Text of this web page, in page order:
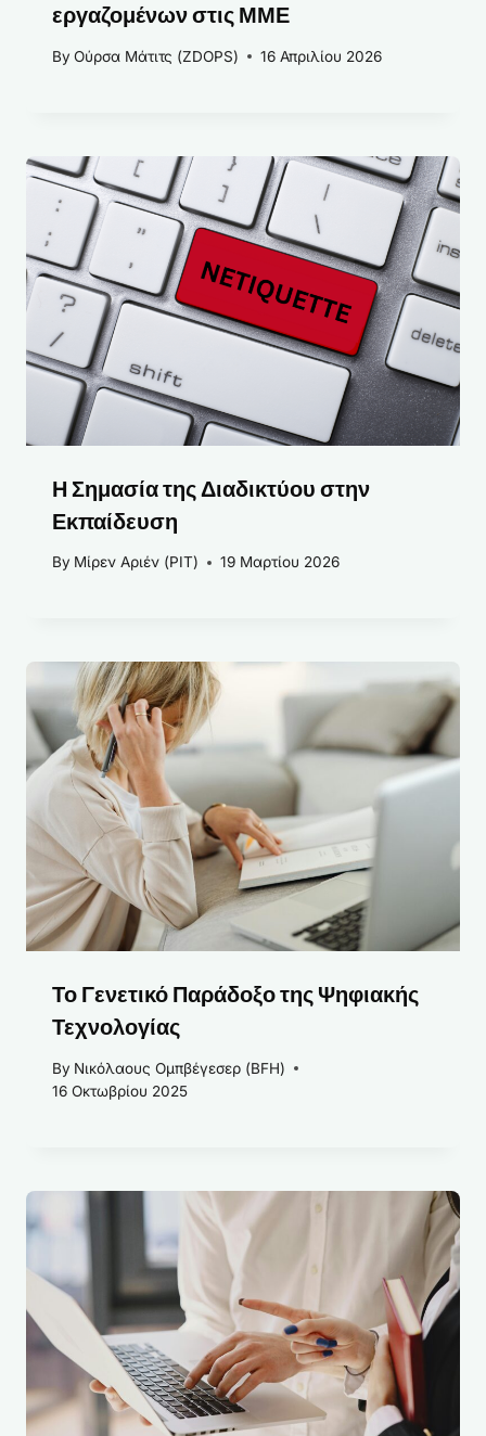
εργαζομένων στις ΜΜΕ
By Ούρσα Μάτιτς (ZDOPS) 16 Απριλίου 2026
Η Σημασία της Διαδικτύου στην
Εκπαίδευση
By Μίρεν Αριέν (PIT) 19 Μαρτίου 2026
Το Γενετικό Παράδοξο της Ψηφιακής
Τεχνολογίας
By Νικόλαους Ομπβέγεσερ (BFH)
16 Οκτωβρίου 2025